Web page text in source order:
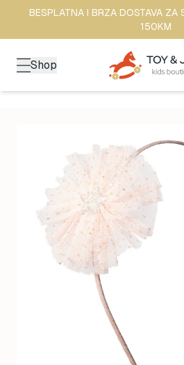
BESPLATNA I BRZA DOSTAVA ZA
150KM
Shop